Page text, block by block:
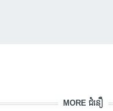
MORE ជំនឿ